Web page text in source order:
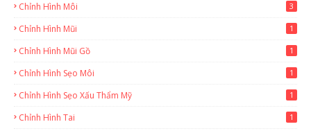
Chỉnh Hình Môi 3
Chỉnh Hình Mũi 1
Chỉnh Hình Mũi Gồ 1
Chỉnh Hình Sẹo Môi 1
Chỉnh Hình Sẹo Xấu Thẩm Mỹ 1
Chỉnh Hình Tai 1